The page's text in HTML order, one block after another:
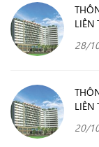
LIÊN
28/
LIÊN
20/